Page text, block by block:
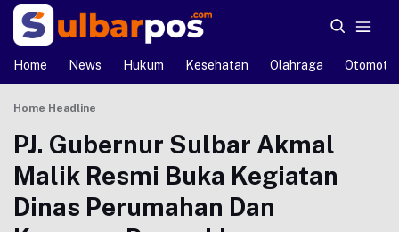
Home News Hukum Kesehatan Olahraga Otomotif
Home Headline
PJ. Gubernur Sulbar Akmal
Malik Resmi Buka Kegiatan
Dinas Perumahan Dan